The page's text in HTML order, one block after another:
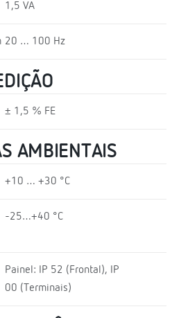
1,5 VA
20 … 100 Hz
± 1,5 % FE
AMBIENTAIS
+10 … +30 °C
-25…+40 °C
Painel: IP 52 (Frontal), IP
00 (Terminais)